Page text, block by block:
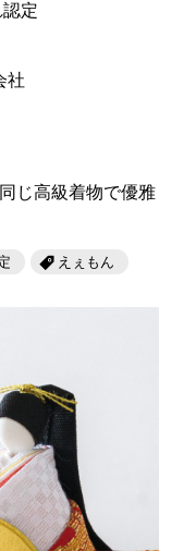
定
社
じ高級着物で優雅
えぇもん